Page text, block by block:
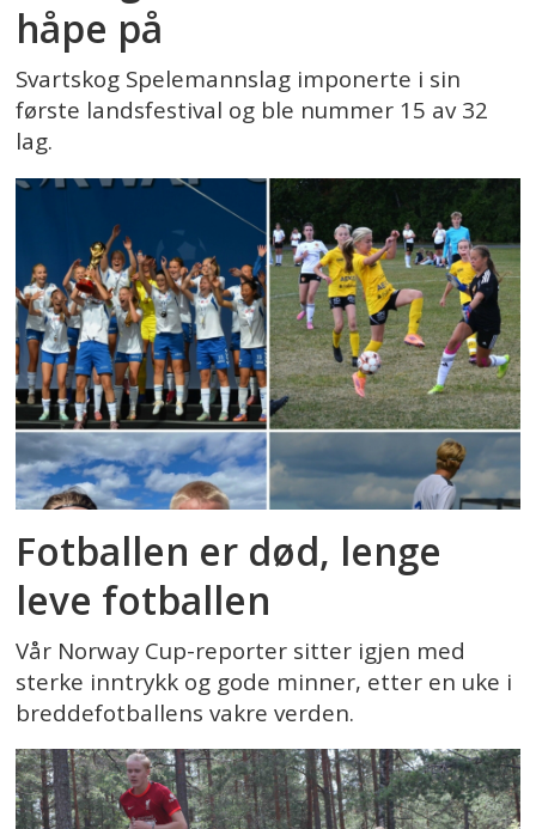
håpe på
Svartskog Spelemannslag imponerte i sin
første landsfestival og ble nummer 15 av 32
lag.
Fotballen er død, lenge
leve fotballen
Vår Norway Cup-reporter sitter igjen med
sterke inntrykk og gode minner, etter en uke i
breddefotballens vakre verden.